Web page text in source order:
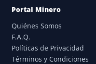
Portal Minero
Quiénes Somos
F.A.Q.
Políticas de Privacidad
Términos y Condiciones